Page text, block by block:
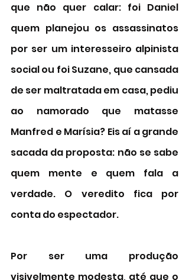
que não quer calar: foi Daniel
quem planejou os assassinatos
por ser um interesseiro alpinista
social ou foi Suzane, que cansada
de ser maltratada em casa, pediu
ao namorado que matasse
Manfred e Marísia? Eis aí a grande
sacada da proposta: não se sabe
quem mente e quem fala a
verdade. O veredito fica por
conta do espectador.
Por ser uma produção
visivelmente modesta, até que o